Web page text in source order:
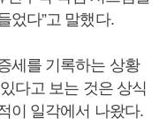
었다”고 말했다.
세를 기록하는 상황
다고 보는 것은 상식
이 일각에서 나왔다.